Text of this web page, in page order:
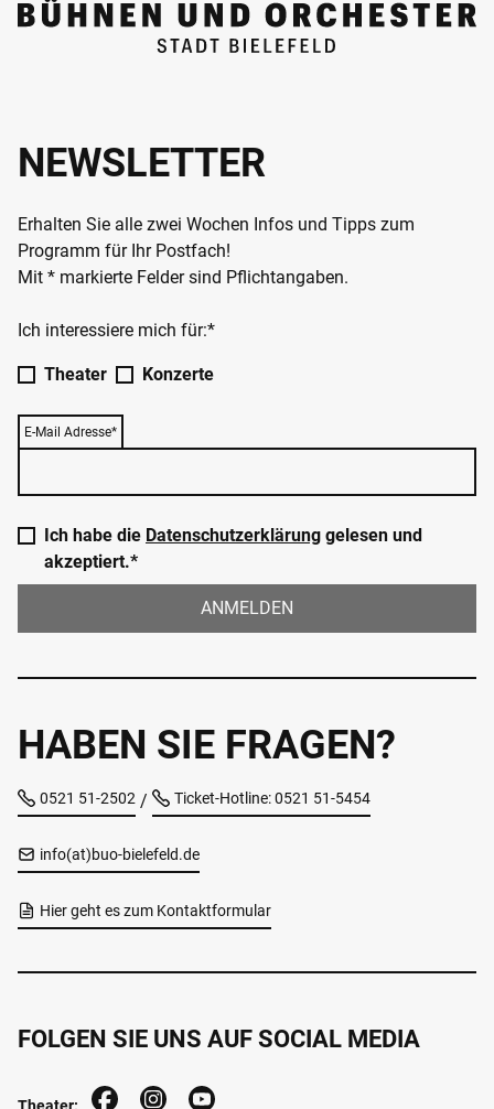
NEWSLETTER
Erhalten Sie alle zwei Wochen Infos und Tipps zum
Programm für Ihr Postfach!
Mit * markierte Felder sind Pflichtangaben.
Ich interessiere mich für:*
Theater Konzerte
E-Mail Adresse*
Ich habe die Datenschutzerklärung gelesen und
akzeptiert.*
ANMELDEN
HABEN SIE FRAGEN?
0521 51-2502 / Ticket-Hotline: 0521 51-5454
info(at)buo-bielefeld.de
Hier geht es zum Kontaktformular
FOLGEN SIE UNS AUF SOCIAL MEDIA
Theater: